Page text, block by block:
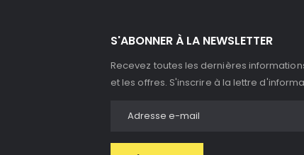
S'ABONNER À LA NEWSLETTER
Recevez toutes les dernières
et les offres. S'inscrire à la lettre